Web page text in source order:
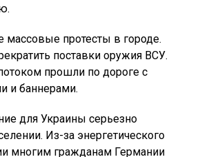
протесты в городе.
поставки оружия ВСУ.
прошли по дороге с
и баннерами.
для Украины серьезно
Из-за энергетического
многим гражданам Германии